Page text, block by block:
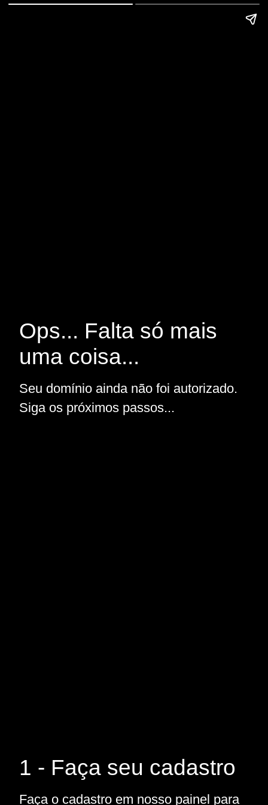
Ops... Falta só mais
uma coisa...
Seu domínio ainda não foi autorizado.
Siga os próximos passos...
1 - Faça seu cadastro
Faça o cadastro em nosso painel para